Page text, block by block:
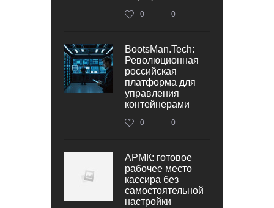
0 0
BootsMan.Tech:
Революционная
российская
платформа для
управления
контейнерами
0 0
АРМК: готовое
рабочее место
кассира без
самостоятельной
настройки